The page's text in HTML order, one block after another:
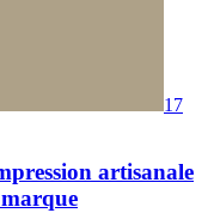
17
artisanale